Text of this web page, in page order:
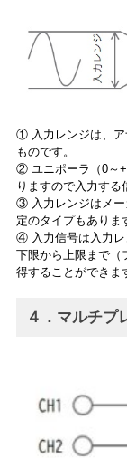
① 入力レンジは、ア
ものです。
② ユニポーラ（0～
りますので入力する
③ 入力レンジはメー
定のタイプもありま
④ 入力信号は入力レ
下限から上限まで（
得することができま
４．マルチプ